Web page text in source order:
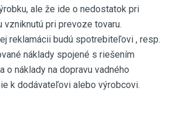
ale že ide o nedostatok pri
vzniknutú pri prevoze tovaru.
reklamácii budú spotrebiteľovi , resp.
náklady spojené s riešením
o náklady na dopravu vadného
k dodávateľovi alebo výrobcovi.